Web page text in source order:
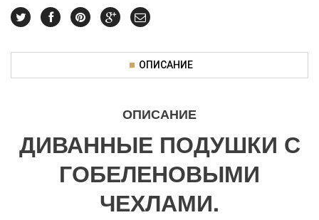
ОПИСАНИЕ
ОПИСАНИЕ
ДИВАННЫЕ ПОДУШКИ С
ГОБЕЛЕНОВЫМИ
ЧЕХЛАМИ.